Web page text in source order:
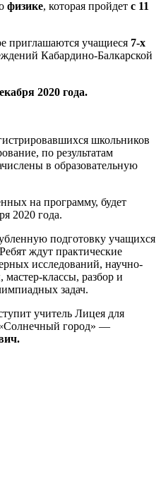
физике, которая пройдет с 11
приглашаются учащиеся 7-х
Кабардино-Балкарской
2020 года.
школьников
по результатам
в образовательную
на программу, будет
2020 года.
подготовку учащихся
ждут практические
исследований, научно-
классы, разбор и
задач.
учитель Лицея для
город» —